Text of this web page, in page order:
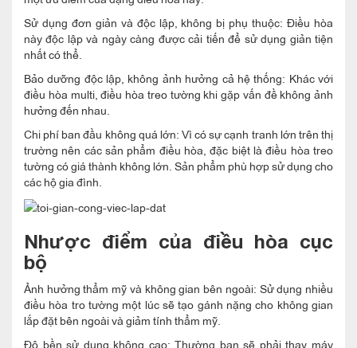
Sử dụng đơn giản và độc lập, không bị phụ thuộc: Điều hòa
này độc lập và ngày càng được cải tiến để sử dụng giản tiện
nhất có thể.
Bảo dưỡng độc lập, không ảnh hưởng cả hệ thống: Khác với
điều hòa multi, điều hòa treo tường khi gặp vấn đề không ảnh
hưởng đến nhau.
Chi phí ban đầu không quá lớn: Vì có sự cạnh tranh lớn trên thị
trường nên các sản phẩm điều hòa, đặc biệt là điều hòa treo
tường có giá thành không lớn. Sản phẩm phù hợp sử dụng cho
các hộ gia đình.
Nhược điểm của điều hòa cục
bộ
Ảnh hưởng thẩm mỹ và không gian bên ngoài: Sử dụng nhiều
điều hòa tro tường một lúc sẽ tạo gánh nặng cho không gian
lắp đặt bên ngoài và giảm tính thẩm mỹ.
Độ bền sử dụng không cao: Thường bạn sẽ phải thay máy